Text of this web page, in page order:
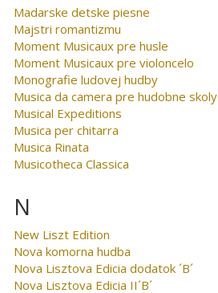
Madarske detske piesne
Majstri romantizmu
Moment Musicaux pre husle
Moment Musicaux pre violoncelo
Monografie ludovej hudby
Musica da camera pre hudobne skoly
Musical Expeditions
Musica per chitarra
Musica Rinata
Musicotheca Classica
N
New Liszt Edition
Nova komorna hudba
Nova Lisztova Edicia dodatok ´B´
Nova Lisztova Edicia II´B´